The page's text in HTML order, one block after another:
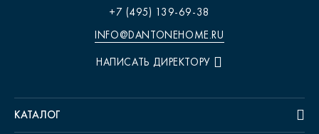
+7 (495) 139-69-38
INFO@DANTONEHOME.RU
НАПИСАТЬ ДИРЕКТОРУ
КАТАЛОГ